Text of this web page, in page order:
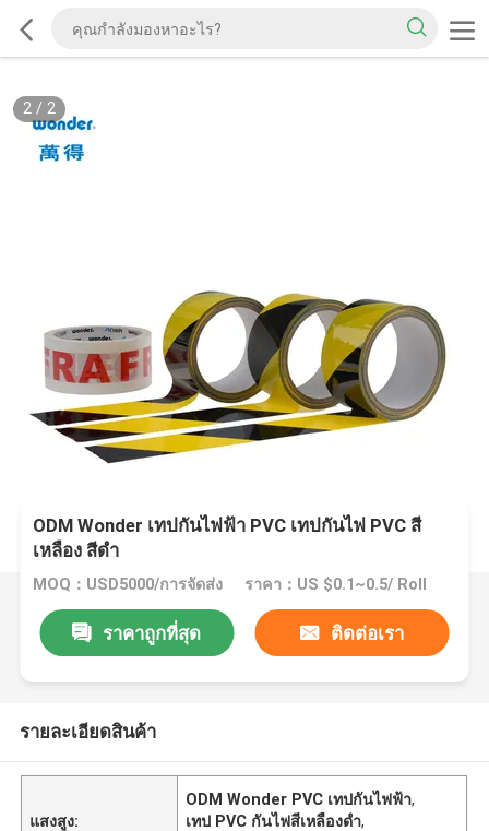
2/ 2
ODM Wonder เทปกันไฟฟ้า PVC เทปกันไฟ PVC สี
เหลือง สีดํา
MOQ：USD5000/การจัดส่ง ราคา：US $0.1~0.5/ Roll
ราคาถูกที่สุด ติดต่อเรา
รายละเอียดสินค้า
แสงสูง:
ODM Wonder PVC เทปกันไฟฟ้า,
เทป PVC กันไฟสีเหลืองดํา,